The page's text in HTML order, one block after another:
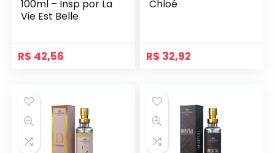
100ml – Insp por La
Vie Est Belle
R$ 42,56
Chloé
R$ 32,92